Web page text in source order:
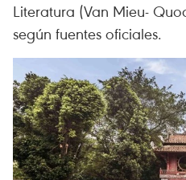
Literatura (Van Mieu-
según fuentes oficiales.